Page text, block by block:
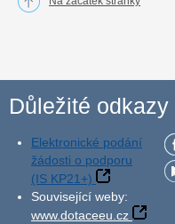
Důležité odkazy
Elektronické podání
žádosti o podporu
(IS KP21+)
Související weby:
www.dotaceeu.cz